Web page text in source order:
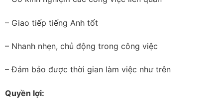
– Giao tiếp tiếng Anh tốt
– Nhanh nhẹn, chủ động trong công việc
– Đảm bảo được thời gian làm việc như trên
Quyền lợi: